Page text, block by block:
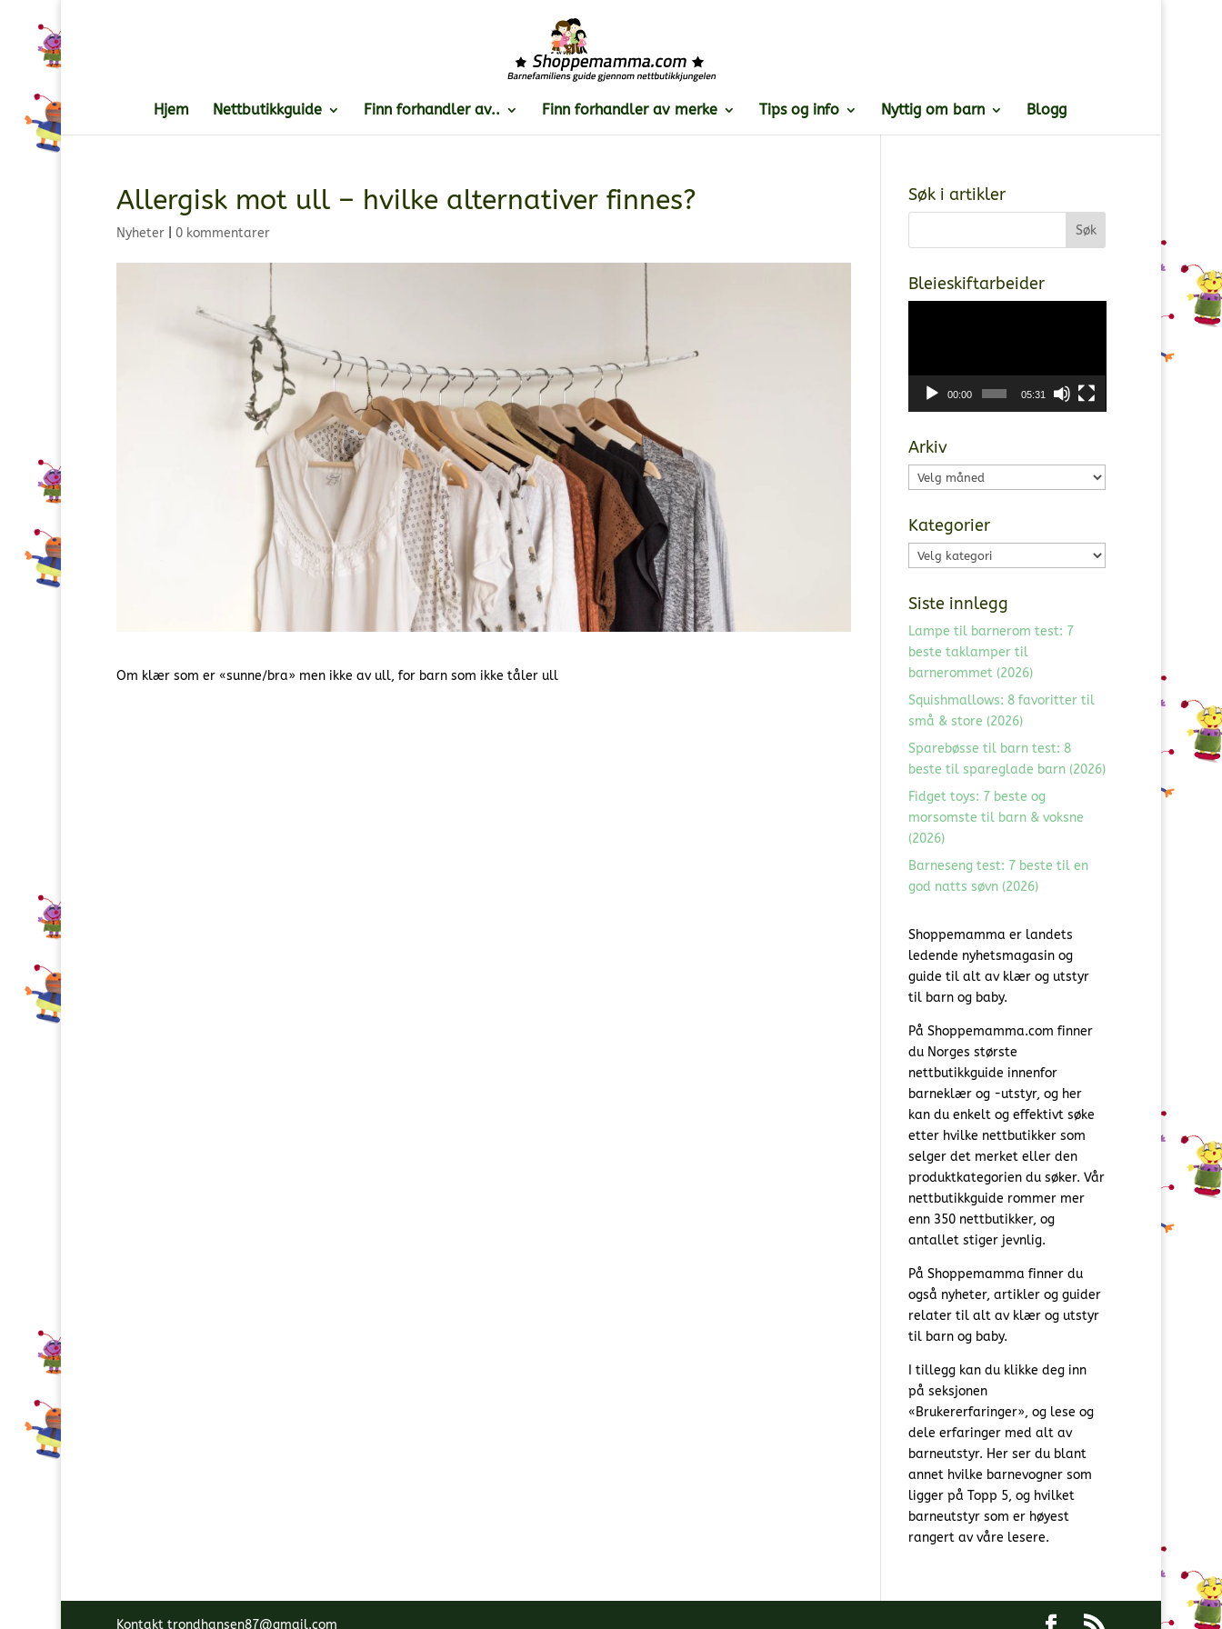
Hjem Nettbutikkguide Finn forhandler av.. Finn forhandler av merke Tips og info Nyttig om barn Blogg
Allergisk mot ull – hvilke alternativer finnes?
Nyheter| 0 kommentarer
Om klær som er «sunne/bra» men ikke av ull, for barn som ikke tåler ull
Søk i artikler
Bleieskiftarbeider
00:00 05:31
Arkiv
Arkiv
Kategorier
Kategorier
Siste innlegg
Lampe til barnerom test: 7
beste taklamper til
barnerommet (2026)
Squishmallows: 8 favoritter til
små & store (2026)
Sparebøsse til barn test: 8
beste til spareglade barn (2026)
Fidget toys: 7 beste og
morsomste til barn & voksne
(2026)
Barneseng test: 7 beste til en
god natts søvn (2026)
Shoppemamma er landets
ledende nyhetsmagasin og
guide til alt av klær og utstyr
til barn og baby.
På Shoppemamma.com finner
du Norges største
nettbutikkguide innenfor
barneklær og -utstyr, og her
kan du enkelt og effektivt søke
etter hvilke nettbutikker som
selger det merket eller den
produktkategorien du søker. Vår
nettbutikkguide rommer mer
enn 350 nettbutikker, og
antallet stiger jevnlig.
På Shoppemamma finner du
også nyheter, artikler og guider
relater til alt av klær og utstyr
til barn og baby.
I tillegg kan du klikke deg inn
på seksjonen
«Brukererfaringer», og lese og
dele erfaringer med alt av
barneutstyr. Her ser du blant
annet hvilke barnevogner som
ligger på Topp 5, og hvilket
barneutstyr som er høyest
rangert av våre lesere.
Kontakt trondhansen87@gmail.com